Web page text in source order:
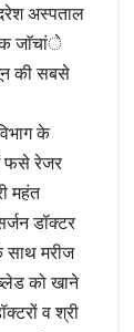
अस्पताल
जाॅचांे
की सबसे
के
फसे रेजर
महंत
डॉक्टर
साथ मरीज
को खाने
व श्री